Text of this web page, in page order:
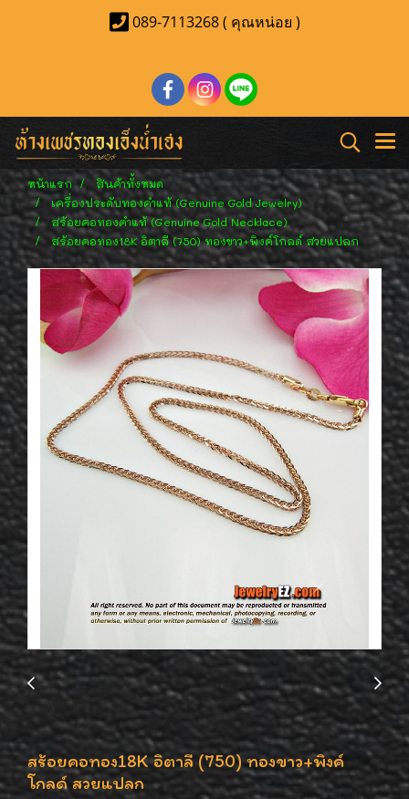
089-7113268 ( คุณหน่อย )
หน้าแรก
สินค้าทั้งหมด
เครื่องประดับทองคำแท้ (Genuine Gold Jewelry)
สร้อยคอทองคำแท้ (Genuine Gold Necklace)
สร้อยคอทอง18K อิตาลี (750) ทองขาว+พิงค์โกลด์ สวยแปลก
สร้อยคอทอง18K อิตาลี (750) ทองขาว+พิงค์
โกลด์ สวยแปลก